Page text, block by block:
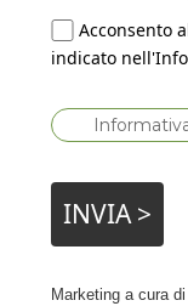
Acconsento
indicato
INVIA >
Marketing a cura di